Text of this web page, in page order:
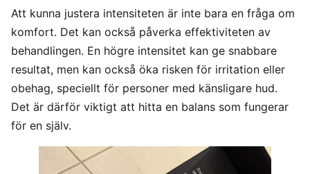
Att kunna justera intensiteten är inte bara en fråga om
komfort. Det kan också påverka effektiviteten av
behandlingen. En högre intensitet kan ge snabbare
resultat, men kan också öka risken för irritation eller
obehag, speciellt för personer med känsligare hud.
Det är därför viktigt att hitta en balans som fungerar
för en själv.